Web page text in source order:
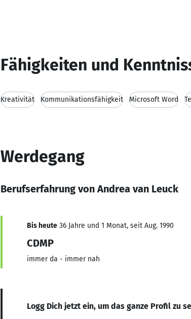
Fähigkeiten und
Kreativität Kommunikationsfähigkeit Microsoft Word
Werdegang
Berufserfahrung von Andrea van Leuck
Bis heute 36 Jahre und 1 Monat, seit Aug. 1990
CDMP
immer da - immer nah
Logg Dich jetzt ein, um das ganze Profil zu